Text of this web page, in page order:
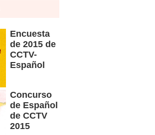
Encuesta
de 2015 de
CCTV-
Español
Concurso
de Español
de CCTV
2015